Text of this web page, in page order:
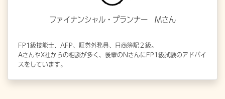
ファイナンシャル・プランナー Mさん
FP1級技能士、AFP、証券外務員、日商簿記２級。
AさんやX社からの相談が多く、後輩のNさんにFP1級試験のアドバイ
スをしています。